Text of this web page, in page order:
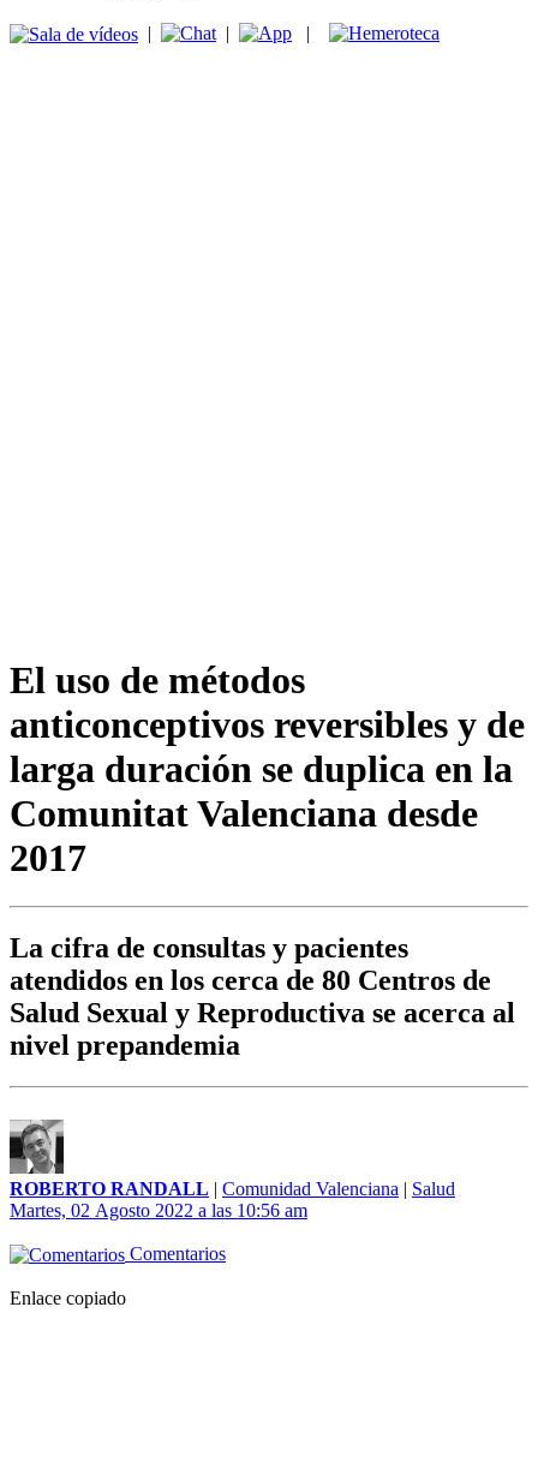
| | |
El uso de métodos
anticonceptivos reversibles y de
larga duración se duplica en la
Comunitat Valenciana desde
2017
La cifra de consultas y pacientes
atendidos en los cerca de 80 Centros de
Salud Sexual y Reproductiva se acerca al
nivel prepandemia
ROBERTO RANDALL | Comunidad Valenciana | Salud
Martes, 02 Agosto 2022 a las 10:56 am
Comentarios
Enlace copiado